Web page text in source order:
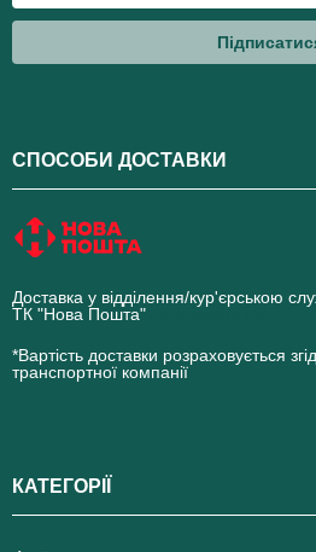
СПОСОБИ ДОСТАВКИ
Доставка у відділення/кур'єрською
ТК "Нова Пошта"
*Вартість доставки розраховується
транспортної компанії
КАТЕГОРІЇ